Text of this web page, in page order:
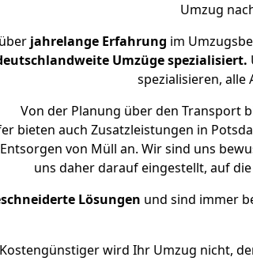
Umzug
jahrelange Erfahrung im
Umzüge spezialisiert.
spezialisieren, alle
Von der Planung über den Transport
bieten auch Zusatzleistungen in
von Müll an. Wir sind uns
uns daher darauf eingestellt, auf
Lösungen und sind immer
Kostengünstiger wird Ihr Umzug nicht,